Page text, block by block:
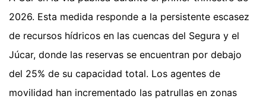
2026. Esta medida responde a la persistente escasez
de recursos hídricos en las cuencas del Segura y el
Júcar, donde las reservas se encuentran por debajo
del 25% de su capacidad total. Los agentes de
movilidad han incrementado las patrullas en zonas